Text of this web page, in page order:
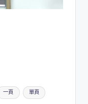
一頁 單頁